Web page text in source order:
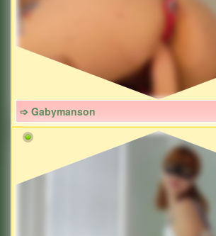
➩ Gabymanson